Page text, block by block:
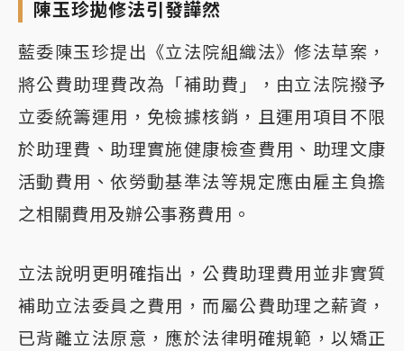
陳玉珍拋修法引發譁然
藍委陳玉珍提出《立法院組織法》修法草案，
將公費助理費改為「補助費」，由立法院撥予
立委統籌運用，免檢據核銷，且運用項目不限
於助理費、助理實施健康檢查費用、助理文康
活動費用、依勞動基準法等規定應由雇主負擔
之相關費用及辦公事務費用。
立法說明更明確指出，公費助理費用並非實質
補助立法委員之費用，而屬公費助理之薪資，
已背離立法原意，應於法律明確規範，以矯正